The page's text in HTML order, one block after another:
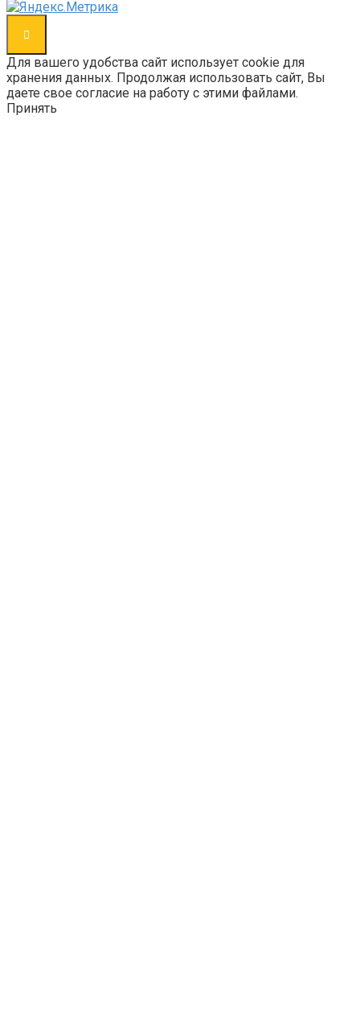
Для вашего удобства сайт использует cookie для
хранения данных. Продолжая использовать сайт, Вы
даете свое согласие на работу с этими файлами.
Принять